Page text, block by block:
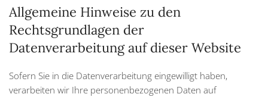
Allgemeine Hinweise zu den
Rechtsgrundlagen der
Datenverarbeitung auf dieser Website
Sofern Sie in die Datenverarbeitung eingewilligt haben,
verarbeiten wir Ihre personenbezogenen Daten auf